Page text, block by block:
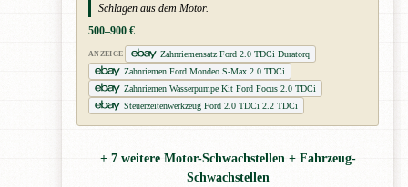
Schlagen aus dem Motor.
500–900 €
ANZEIGE
Zahnriemensatz Ford 2.0 TDCi Duratorq
Zahnriemen Ford Mondeo S-Max 2.0 TDCi
Zahnriemen Wasserpumpe Kit Ford Focus 2.0 TDCi
Steuerzeitenwerkzeug Ford 2.0 TDCi 2.2 TDCi
+ 7 weitere Motor-Schwachstellen + Fahrzeug-
Schwachstellen